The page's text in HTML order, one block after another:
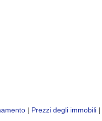
| Prezzi degli immobili |